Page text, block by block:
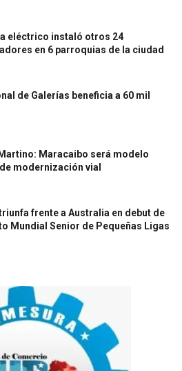
eléctrico instaló otros 24
en 6 parroquias de la ciudad
de Galerías beneficia a 60 mil
Maracaibo será modelo
modernización vial
frente a Australia en debut de
Mundial Senior de Pequeñas Ligas